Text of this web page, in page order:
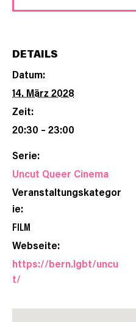
DETAILS
Datum:
14. März 2028
Zeit:
20:30 – 23:00
Serie:
Uncut Queer Cinema
Veranstaltungskategor
ie:
FILM
Webseite:
https://bern.lgbt/uncu
t/